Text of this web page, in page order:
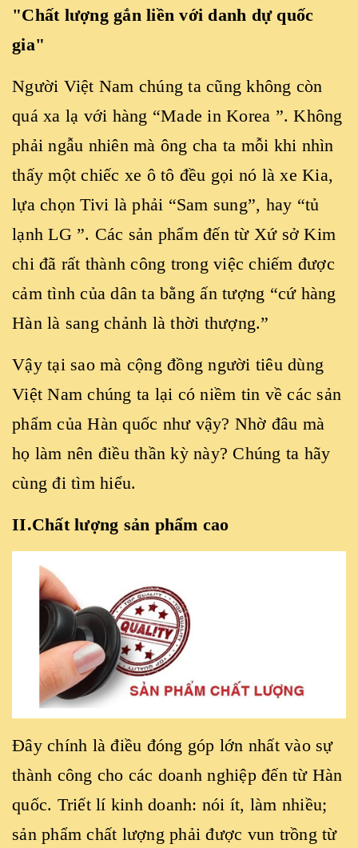
"Chất lượng gắn liền với danh dự quốc
gia"
Người Việt Nam chúng ta cũng không còn
quá xa lạ với hàng “Made in Korea ”. Không
phải ngẫu nhiên mà ông cha ta mỗi khi nhìn
thấy một chiếc xe ô tô đều gọi nó là xe Kia,
lựa chọn Tivi là phải “Sam sung”, hay “tủ
lạnh LG ”. Các sản phẩm đến từ Xứ sở Kim
chi đã rất thành công trong việc chiếm được
cảm tình của dân ta bằng ấn tượng “cứ hàng
Hàn là sang chảnh là thời thượng.”
Vậy tại sao mà cộng đồng người tiêu dùng
Việt Nam chúng ta lại có niềm tin về các sản
phẩm của Hàn quốc như vậy? Nhờ đâu mà
họ làm nên điều thần kỳ này? Chúng ta hãy
cùng đi tìm hiểu.
II.Chất lượng sản phẩm cao
Đây chính là điều đóng góp lớn nhất vào sự
thành công cho các doanh nghiệp đến từ Hàn
quốc. Triết lí kinh doanh: nói ít, làm nhiều;
sản phẩm chất lượng phải được vun trồng từ